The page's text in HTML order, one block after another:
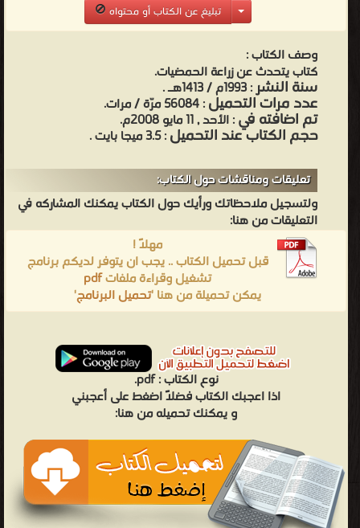
تبليغ عن الكتاب أو محتواه
وصف الكتاب :
كتاب يتحدث عن زراعة الحمضيات.
سنة النشر: 1993م / 1413هـ .
عدد مرات التحميل: 56084 مرّة / مرات.
تم اضافته في: الأحد , 11 مايو 2008م.
حجم الكتاب عند التحميل: 3.5 ميجا بايت .
تعليقات ومناقشات حول الكتاب:
ولتسجيل ملاحظاتك ورأيك حول الكتاب يمكنك المشاركه في
التعليقات من هنا:
مهلاً !
قبل تحميل الكتاب .. يجب ان يتوفر لديكم برنامج
تشغيل وقراءة ملفاتpdf
يمكن تحميلة من هنا 'تحميل البرنامج'
نوع الكتاب :pdf.
اذا اعجبك الكتاب فضلاً اضغط على أعجبني
و يمكنك تحميله من هنا: